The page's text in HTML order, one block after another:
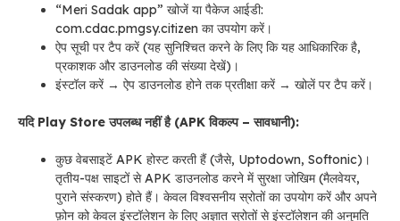
“Meri Sadak app” खोजें या पैकेज आईडी:
com.cdac.pmgsy.citizen का उपयोग करें।
ऐप सूची पर टैप करें (यह सुनिश्चित करने के लिए कि यह आधिकारिक है,
प्रकाशक और डाउनलोड की संख्या देखें)।
इंस्टॉल करें → ऐप डाउनलोड होने तक प्रतीक्षा करें → खोलें पर टैप करें।
यदि Play Store उपलब्ध नहीं है (APK विकल्प – सावधानी):
कुछ वेबसाइटें APK होस्ट करती हैं (जैसे, Uptodown, Softonic)।
तृतीय-पक्ष साइटों से APK डाउनलोड करने में सुरक्षा जोखिम (मैलवेयर,
पुराने संस्करण) होते हैं। केवल विश्वसनीय स्रोतों का उपयोग करें और अपने
फ़ोन को केवल इंस्टॉलेशन के लिए अज्ञात स्रोतों से इंस्टॉलेशन की अनुमति